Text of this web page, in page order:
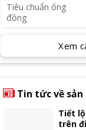
Tiêu chuẩn ống
đồng
Xem
Tin tức về sản
Tiết
trên